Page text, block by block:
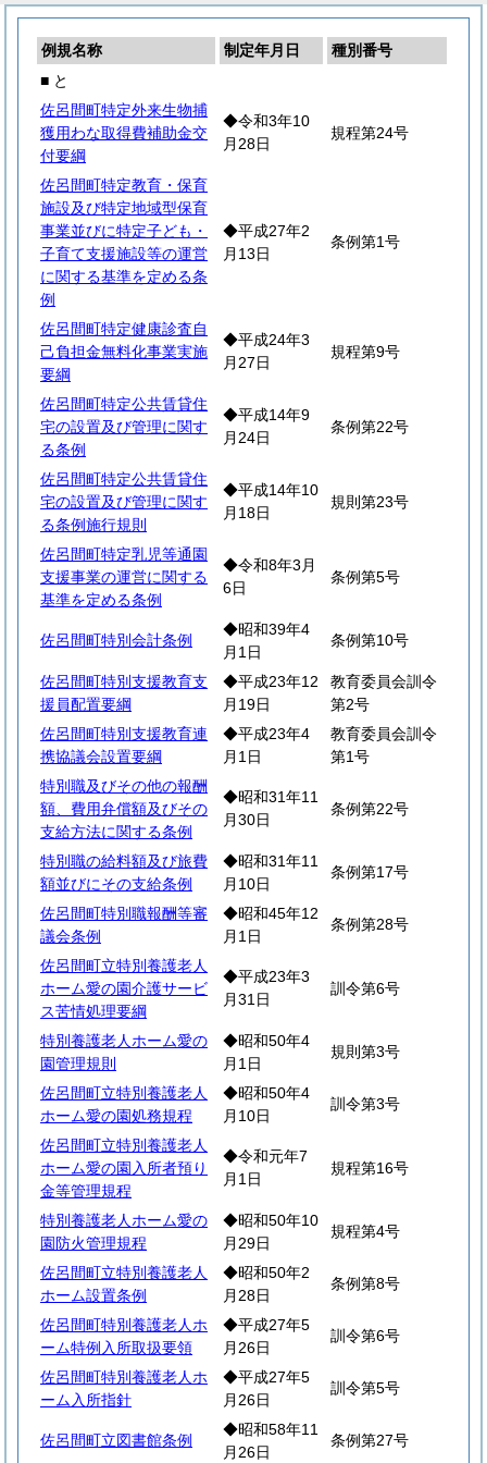
例規名称 制定年月日
種別番号
■ と
佐呂間町特定外来生物捕
獲用わな取得費補助金交
付要綱
◆令和3年10
月28日
規程第24号
佐呂間町特定教育・保育
施設及び特定地域型保育
事業並びに特定子ども・
子育て支援施設等の運営
に関する基準を定める条
例
◆平成27年2
月13日
条例第1号
佐呂間町特定健康診査自
己負担金無料化事業実施
要綱
◆平成24年3
月27日
規程第9号
佐呂間町特定公共賃貸住
宅の設置及び管理に関す
る条例
◆平成14年9
月24日
条例第22号
佐呂間町特定公共賃貸住
宅の設置及び管理に関す
る条例施行規則
◆平成14年10
月18日
規則第23号
佐呂間町特定乳児等通園
支援事業の運営に関する
基準を定める条例
◆令和8年3月
6日
条例第5号
佐呂間町特別会計条例
◆昭和39年4
月1日
条例第10号
佐呂間町特別支援教育支
援員配置要綱
◆平成23年12
月19日
教育委員会訓令
第2号
佐呂間町特別支援教育連
携協議会設置要綱
◆平成23年4
月1日
教育委員会訓令
第1号
特別職及びその他の報酬
額、費用弁償額及びその
支給方法に関する条例
◆昭和31年11
月30日
条例第22号
特別職の給料額及び旅費
額並びにその支給条例
◆昭和31年11
月10日
条例第17号
佐呂間町特別職報酬等審
議会条例
◆昭和45年12
月1日
条例第28号
佐呂間町立特別養護老人
ホーム愛の園介護サービ
ス苦情処理要綱
◆平成23年3
月31日
訓令第6号
特別養護老人ホーム愛の
園管理規則
◆昭和50年4
月1日
規則第3号
佐呂間町立特別養護老人
ホーム愛の園処務規程
◆昭和50年4
月10日
訓令第3号
佐呂間町立特別養護老人
ホーム愛の園入所者預り
金等管理規程
◆令和元年7
月1日
規程第16号
特別養護老人ホーム愛の
園防火管理規程
◆昭和50年10
月29日
規程第4号
佐呂間町立特別養護老人
ホーム設置条例
◆昭和50年2
月28日
条例第8号
佐呂間町特別養護老人ホ
ーム特例入所取扱要領
◆平成27年5
月26日
訓令第6号
佐呂間町特別養護老人ホ
ーム入所指針
◆平成27年5
月26日
訓令第5号
佐呂間町立図書館条例
◆昭和58年11
月26日
条例第27号